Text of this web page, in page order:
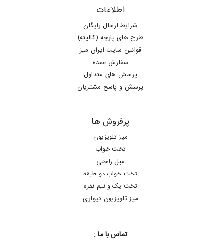
اطلاعات
شرایط ارسال رایگان
طرح های پارچه (کالیته)
قوانین سایت ایران میز
سفارش عمده
پرسش های متداول
پرسش و پاسخ مشتریان
پرفروش ها
میز تلویزیون
تخت خواب
مبل راحتی
تخت خواب دو طبقه
تخت یک و نیم نفره
میز تلویزیون دیواری
تماس با ما :